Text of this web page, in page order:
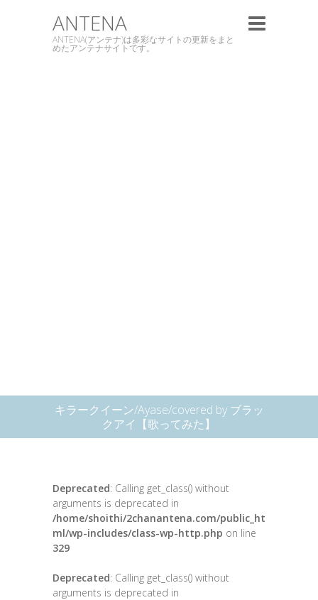
ANTENA
ANTENA(アンテナ)は多彩なサイトの更新をまと
めたアンテナサイトです。
キラークイーン/Ayase/covered by ブラッ
クアイ【歌ってみた】
Deprecated: Calling get_class() without
arguments is deprecated in
/home/shoithi/2chanantena.com/public_ht
ml/wp-includes/class-wp-http.php on line
329
Deprecated: Calling get_class() without
arguments is deprecated in